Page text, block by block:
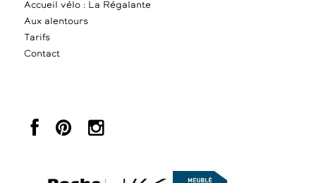
Accueil vélo : La Régalante
Aux alentours
Tarifs
Contact